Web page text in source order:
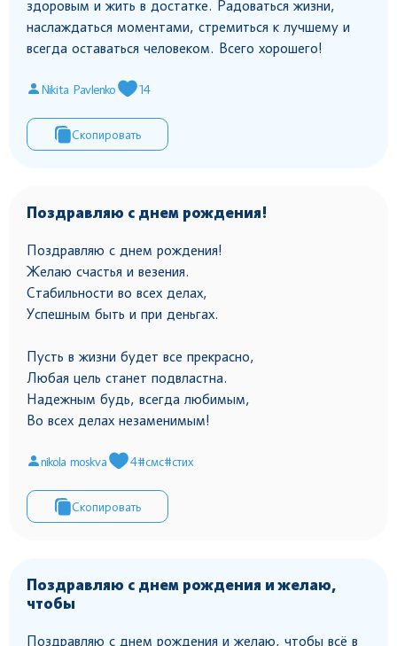
здоровым и жить в достатке. Радоваться жизни,
наслаждаться моментами, стремиться к лучшему и
всегда оставаться человеком. Всего хорошего!
Nikita Pavlenko 14
Скопировать
Поздравляю с днем рождения!
Поздравляю с днем рождения!
Желаю счастья и везения.
Стабильности во всех делах,
Успешным быть и при деньгах.
Пусть в жизни будет все прекрасно,
Любая цель станет подвластна.
Надежным будь, всегда любимым,
Во всех делах незаменимым!
nikola moskva 4#смс#стих
Скопировать
Поздравляю с днем рождения и желаю,
чтобы
Поздравляю с днем рождения и желаю, чтобы всё в